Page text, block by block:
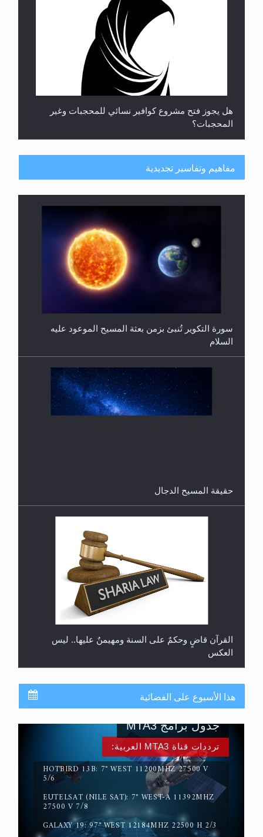
هل يجوز فتح مشروع كوافير نسائي للمحجبات وغير
المحجبات؟
فتوى أمير المؤمنين الميرزا مسرور أحمد أيده الله في
أطفال الأنابيب وتحديد جنس المولود..
مفاهيم وتفاسير تجديدية
سورة التكوير تُنبئ بزمن بعثة المسيح الموعود عليه
السلام
حقيقة المسيح الدجال
القرآن قاضٍ وحكمٌ على السنة ومهيمنٌ عليها.. ليس
العكس
لا ناسخ ولا منسوخ في القرآن الكريم
هذا الأسبوع على الفضائية
ترددات قناة MTA3 العربية:
HOTBIRD 13B: 7° WEST 11200MHZ 27500 V
5/6
EUTELSAT (NILE SAT): 7° WEST-A 11392MHZ
27500 V 7/8
GALAXY 19: 97° WEST 12184MHZ 22500 H 2/3
جدول برامج MTA3